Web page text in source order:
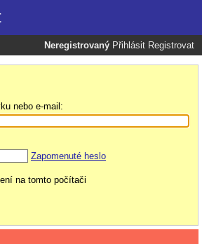
Neregistrovaný Přihlásit Registrovat
nebo e-mail:
Zapomenuté heslo
na tomto počítači